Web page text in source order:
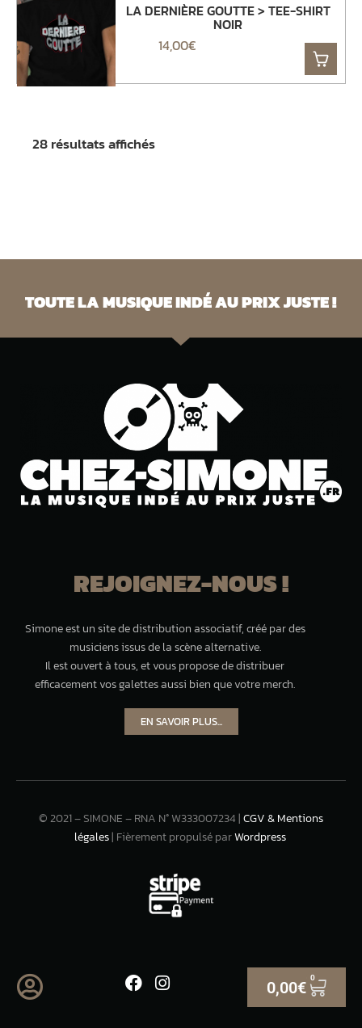
LA DERNIÈRE GOUTTE > TEE-SHIRT
NOIR
14,00€
28 résultats affichés
TOUTE LA MUSIQUE INDÉ AU PRIX JUSTE !
REJOIGNEZ-NOUS !
Simone est un site de distribution associatif, créé par des
musiciens issus de la scène alternative.
Il est ouvert à tous, et vous propose de distribuer
efficacement vos galettes aussi bien que votre merch.
EN SAVOIR PLUS...
© 2021 – SIMONE – RNA N° W333007234 |CGV & Mentions
légales| Fièrement propulsé parWordpress
0,00€ 0